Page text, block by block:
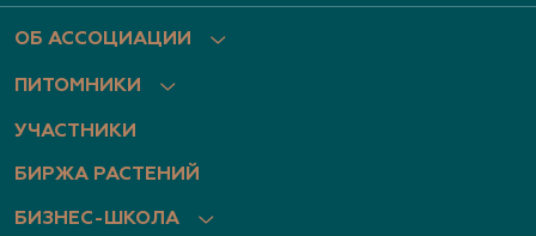
ОБ АССОЦИАЦИИ
ПИТОМНИКИ
УЧАСТНИКИ
БИРЖА РАСТЕНИЙ
БИЗНЕС-ШКОЛА